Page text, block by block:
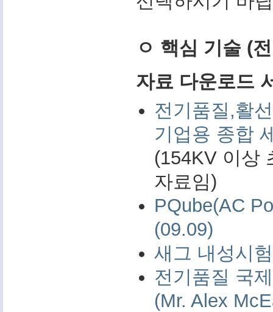
ㅇ 핵심 기술 (
자료 다운로드
전기품질,활
기업용 종합
(154KV 이상
자료임)
PQube(AC
(09.09)
새그 내성시
전기품질 국
(Mr. Alex